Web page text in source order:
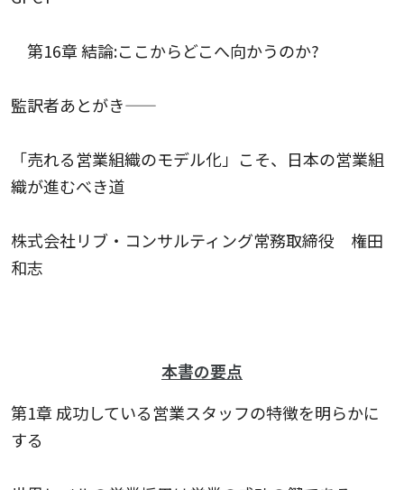
第16章 結論:ここからどこへ向かうのか?
監訳者あとがき――
「売れる営業組織のモデル化」こそ、日本の営業組
織が進むべき道
株式会社リブ・コンサルティング常務取締役 権田
和志
本書の要点
第1章 成功している営業スタッフの特徴を明らかに
する